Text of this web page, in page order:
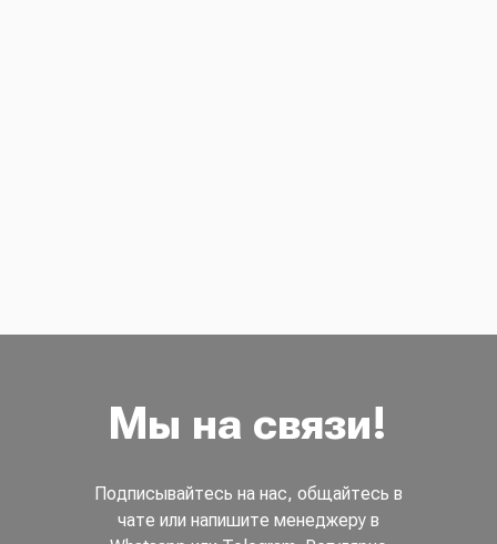
Мы на связи!
Подписывайтесь на нас, общайтесь в
чате или напишите менеджеру в